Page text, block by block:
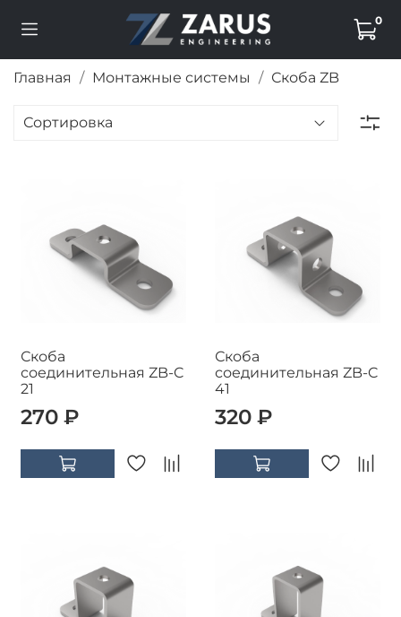
0
Главная Монтажные системы Скоба ZB
Скоба
соединительная ZB-C
21
270 ₽
Скоба
соединительная ZB-C
41
320 ₽